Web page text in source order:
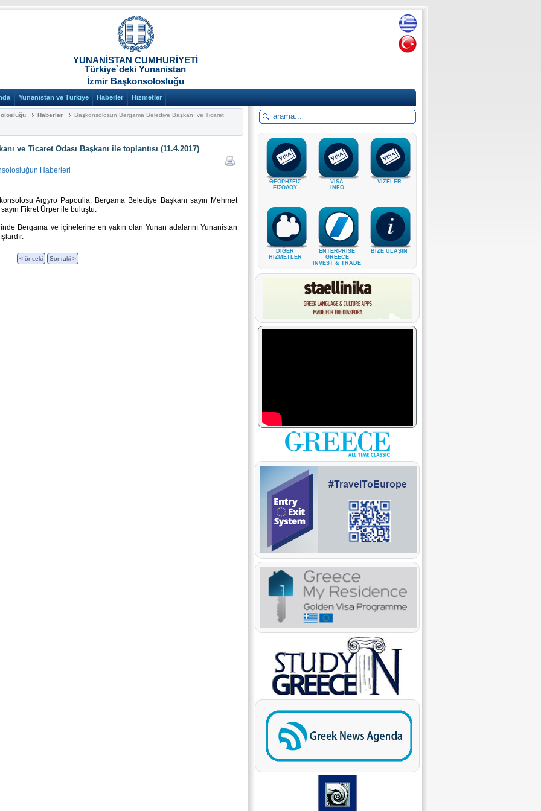
YUNANİSTAN CUMHURİYETİ
Türkiye`deki Yunanistan
İzmir Başkonsolosluğu
Yunanistan ve Türkiye Haberler Hizmetler
Haberler Başkonsolosun Bergama Belediye Başkanı ve Ticaret
ve Ticaret Odası Başkanı ile toplantısı (11.4.2017)
Haberleri
Argyro Papoulia, Bergama Belediye Başkanı sayın Mehmet
Fikret Ürper ile buluştu.
Bergama ve içinelerine en yakın olan Yunan adalarını Yunanistan
< önceki Sonraki >
ΘΕΩΡΗΣΕΙΣ
ΕΙΣΟΔΟΥ
VISA
INFO
VIZELER
DIĞER
HIZMETLER
ENTERPRISE
GREECE
INVEST & TRADE
BİZE ULAŞIN